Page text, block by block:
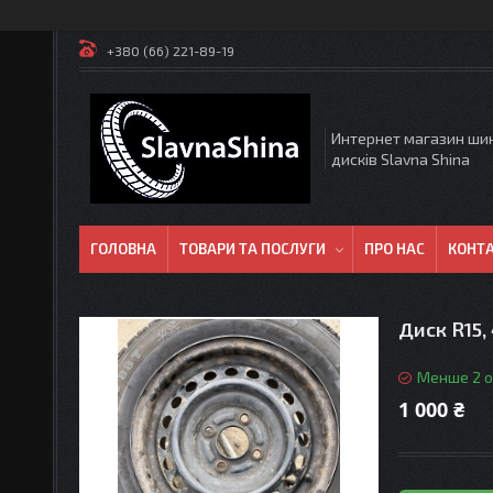
+380 (66) 221-89-19
Интернет магазин
дисків Slavna Shina
ГОЛОВНА ТОВАРИ ТА ПОСЛУГИ ПРО НАС
Диск
Менше 2
1 000 ₴